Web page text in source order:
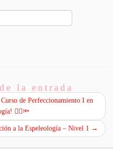
la entrada
de Perfeccionamiento I en
🧗‍♂️🔦
a la Espeleología – Nivel 1 →